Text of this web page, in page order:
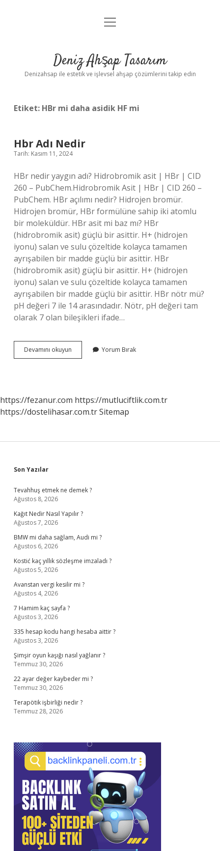
Anasayfa
Yasal Uyarı
menüyü
Deniz Ahşap Tasarım
Denizahsap ile estetik ve işlevsel ahşap çözümlerini takip edin
Etiket: HBr mi daha asidik HF mi
Hbr Adı Nedir
Tarih: Kasım 11, 2024
HBr nedir yaygın adı? Hidrobromik asit | HBr | CID
260 – PubChem.Hidrobromik Asit | HBr | CID 260 –
PubChem. HBr açılımı nedir? Hidrojen bromür.
Hidrojen bromür, HBr formülüne sahip iki atomlu
bir moleküldür. HBr asit mi baz mı? HBr
(hidrobromik asit) güçlü bir asittir. H+ (hidrojen
iyonu) salan ve sulu çözeltide kolayca tamamen
ayrışabilen bir madde güçlü bir asittir. HBr
(hidrobromik asit) güçlü bir asittir. H+ (hidrojen
iyonu) salan ve sulu çözeltide kolayca tamamen
ayrışabilen bir madde güçlü bir asittir. HBr nötr mü?
pH değeri 7 ile 14 arasındadır. Nötr, pH değeri tam
olarak 7 olan bileşikleri ifade…
Devamını okuyun
Adı
Yorum Bırak
https://fezanur.com https://mutluciftlik.com.tr
https://dostelihasar.com.trSitemap
Sidebar
Son Yazılar
Tevahhuş etmek ne demek ?
Ağustos 8, 2026
Kağıt Nedir Nasıl Yapılır ?
Ağustos 7, 2026
BMW mi daha sağlam, Audi mi ?
Ağustos 6, 2026
Kostić kaç yıllık sözleşme imzaladı ?
Ağustos 5, 2026
Avanstan vergi kesilir mi ?
Ağustos 4, 2026
7 Hamim kaç sayfa ?
Ağustos 3, 2026
335 hesap kodu hangi hesaba aittir ?
Ağustos 3, 2026
Şimşir oyun kaşığı nasıl yağlanır ?
Temmuz 30, 2026
22 ayar değer kaybeder mi ?
Temmuz 30, 2026
Terapötik işbirliği nedir ?
Temmuz 28, 2026